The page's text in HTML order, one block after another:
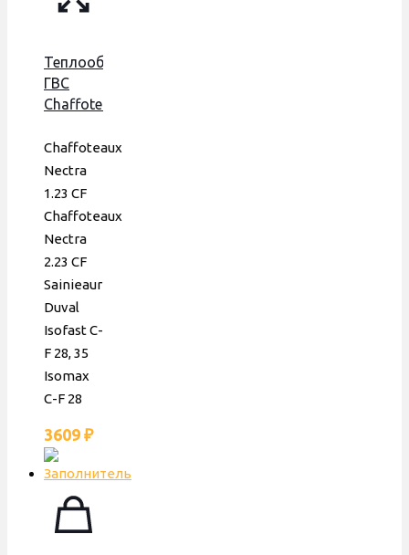
Теплообменник
ГВС
Chaffoteaux
Saunier
Duval,
178 мм,
16 пл.,
ERA,
Сhaffoteaux
Nectra
1.23 CF
Сhaffoteaux
Nectra
2.23 CF
Sainieaur
Duval
Isofast C-
F 28, 35
Isomax
C-F 28
3609 ₽